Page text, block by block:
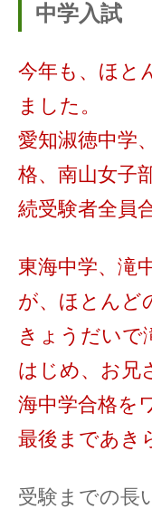
中学入試
今年も、ほと
ました。
愛知淑徳中学
格、南山女子
続受験者全員
東海中学、滝
が、ほとんど
きょうだいで
はじめ、お兄
海中学合格を
最後まであき
受験までの長